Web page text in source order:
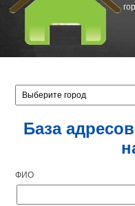
База
ФИО